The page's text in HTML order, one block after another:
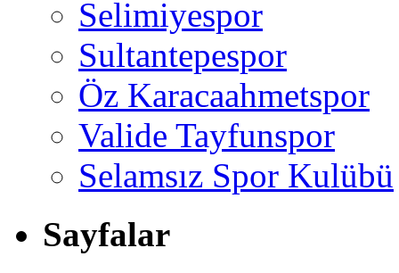
Selimiyespor
Sultantepespor
Öz Karacaahmetspor
Valide Tayfunspor
Selamsız Spor Kulübü
Sayfalar